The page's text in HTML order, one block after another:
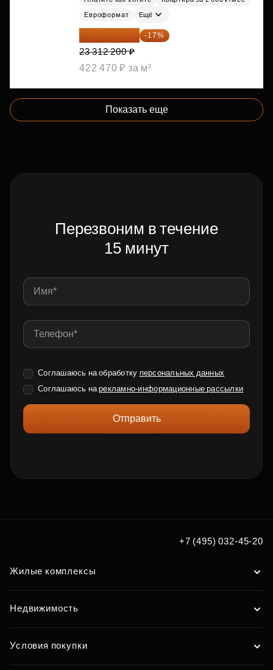
Евроформат Ещё
19 349 126 ₽ -17%
23 312 200 ₽
422 470 ₽ за м²
Показать еще
Перезвоним в течение
15 минут
Соглашаюсь на обработку персональных данных
Соглашаюсь нарекламно-информационные рассылки
Отправить
+7 (495) 032-45-20
Жилые комплексы
Недвижимость
Условия покупки